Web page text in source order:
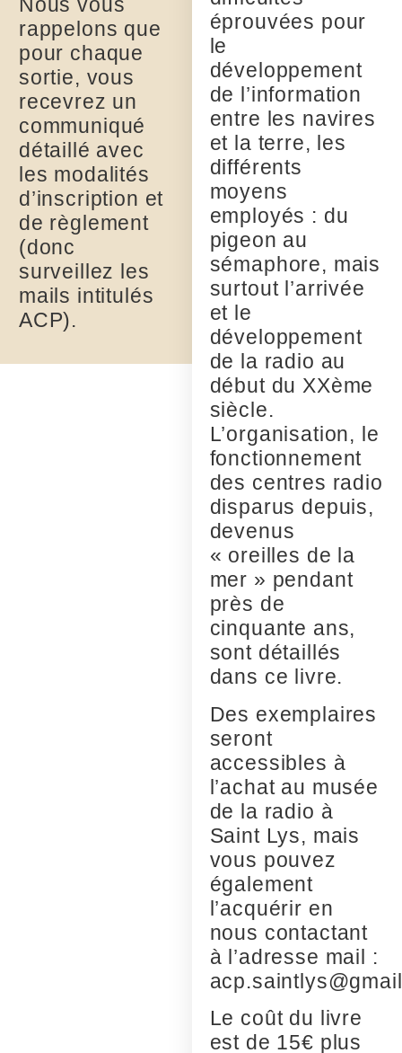
rappelons que
pour chaque
sortie, vous
recevrez un
communiqué
détaillé avec
les modalités
d’inscription et
de règlement
(donc
surveillez les
mails intitulés
ACP).
éprouvées pour
le
développement
de l’information
entre les navires
et la terre, les
différents
moyens
employés : du
pigeon au
sémaphore, mais
surtout l’arrivée
et le
développement
de la radio au
début du XXème
siècle.
L’organisation, le
fonctionnement
des centres radio
disparus depuis,
devenus
« oreilles de la
mer » pendant
près de
cinquante ans,
sont détaillés
dans ce livre.
Des exemplaires
seront
accessibles à
l’achat au musée
de la radio à
Saint Lys, mais
vous pouvez
également
l’acquérir en
nous contactant
à l’adresse mail :
Le coût du livre
est de 15€ plus